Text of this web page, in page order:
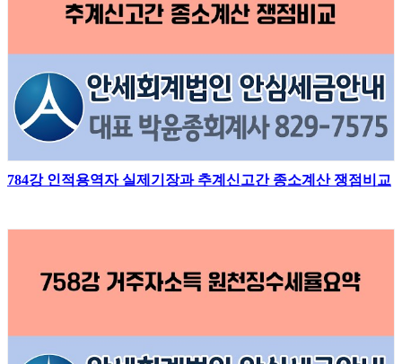
784강 인적용역자 실제기장과 추계신고간 종소계산 쟁점비교